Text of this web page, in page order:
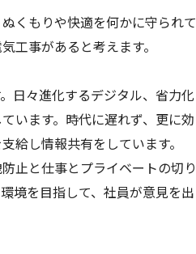
くもりや快適を何かに守られて
工事があると考えます。
日々進化するデジタル、省力化
います。時代に遅れず、更に効
給し情報共有をしています。
止と仕事とプライベートの切り
境を目指して、社員が意見を出